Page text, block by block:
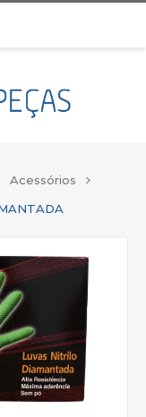
Acessórios